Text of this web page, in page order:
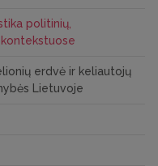
politinių,
erdvė ir keliautojų
Lietuvoje